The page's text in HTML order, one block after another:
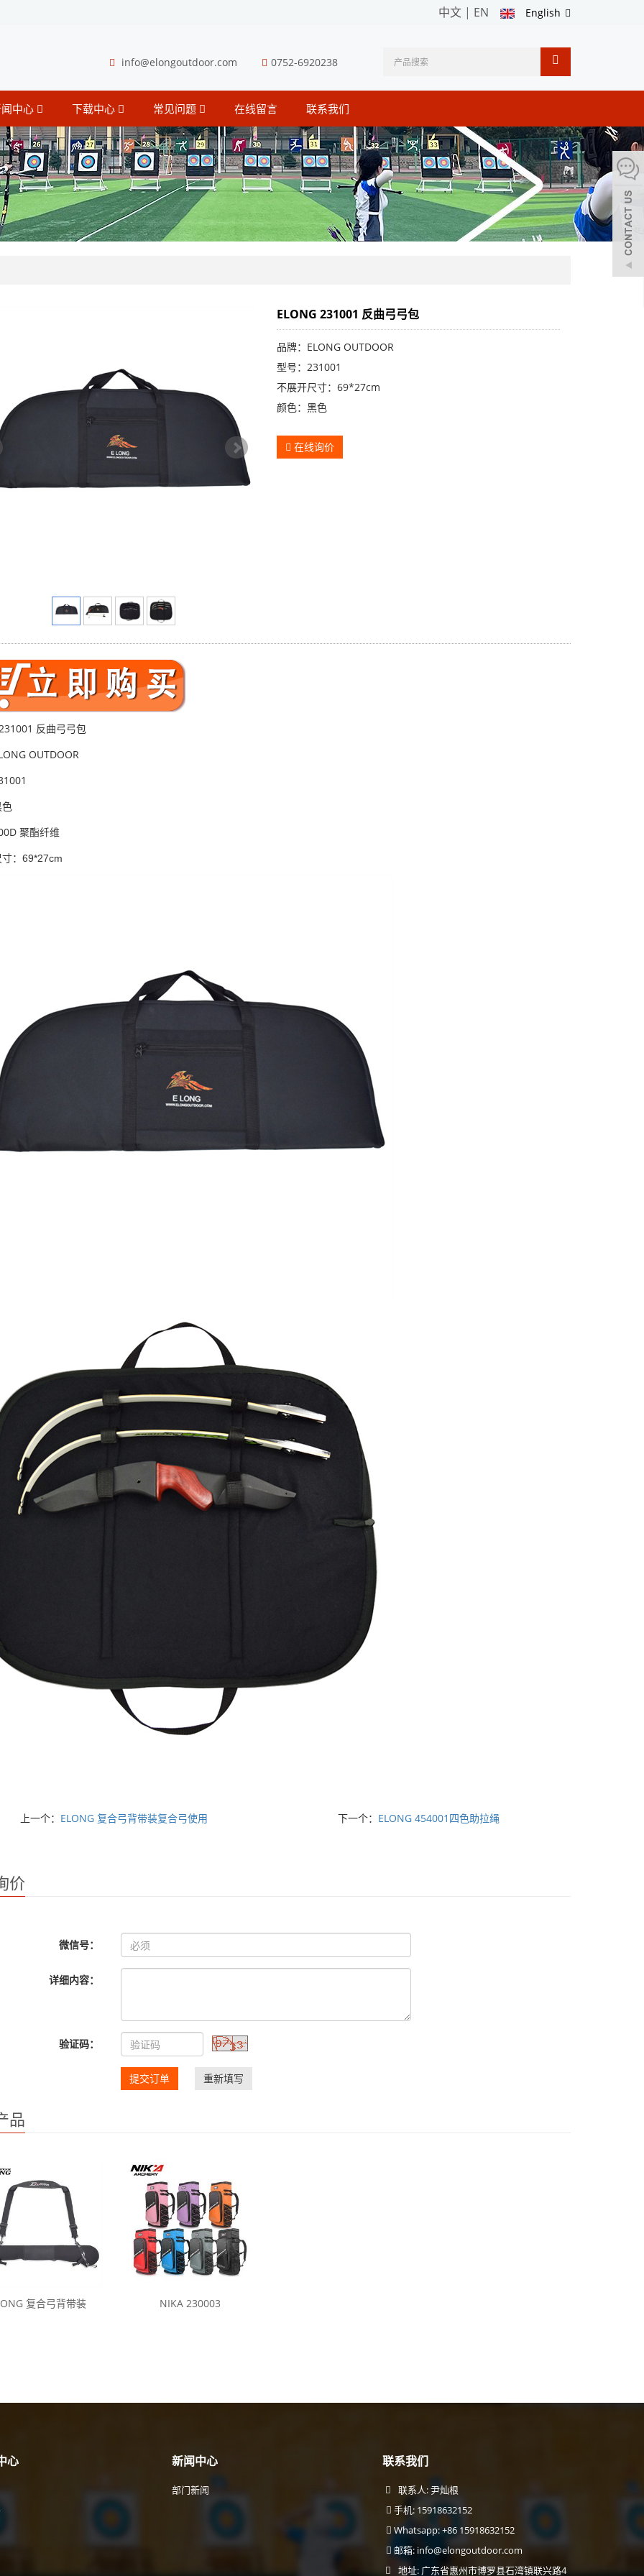
English
中文 | EN
info@elongoutdoor.com 0752-6920238
中心 下载中心 常见问题 在线留言 联系我们
ELONG 231001 反曲弓弓包
品牌：ELONG OUTDOOR
型号：231001
不展开尺寸：69*27cm
颜色：黑色
在线询价
反曲弓弓包
OUTDOOR
聚酯纤维
：69*27cm
上一个： ELONG 复合弓背带装复合弓使用 下一个： ELONG 454001四色助拉绳
价
微信号：
详细内容：
验证码：
提交订单 重新填写
品
复合弓背带装 NIKA 230003
心 新闻中心
部门新闻
联系我们
联系人: 尹灿根
手机: 15918632152
Whatsapp: +86 15918632152
邮箱: info@elongoutdoor.com
地址: 广东省惠州市博罗县石湾镇联兴路4